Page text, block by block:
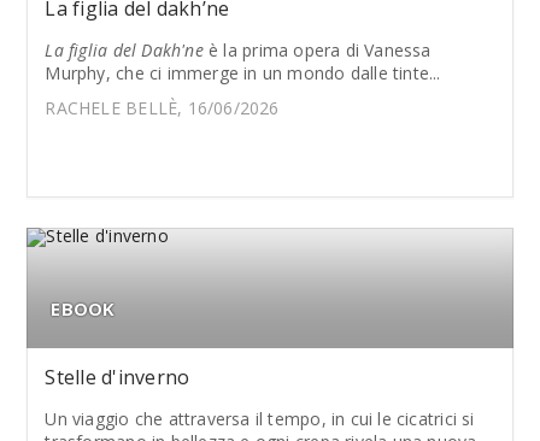
La figlia del dakh’ne
La figlia del Dakh'neè la prima opera di Vanessa
Murphy, che ci immerge in un mondo dalle tinte...
RACHELE BELLÈ, 16/06/2026
EBOOK
Stelle d'inverno
Un viaggio che attraversa il tempo, in cui le cicatrici si